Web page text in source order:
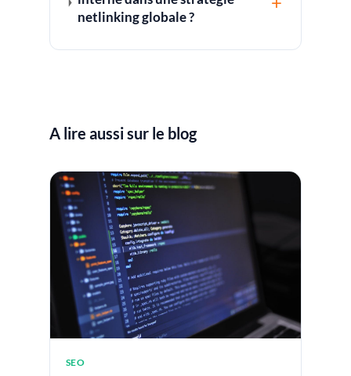
netlinking globale ?
A lire aussi sur le blog
SEO